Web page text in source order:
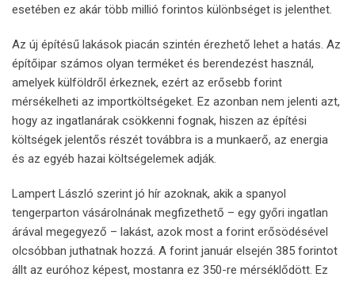
esetében ez akár több millió forintos különbséget is jelenthet.
Az új építésű lakások piacán szintén érezhető lehet a hatás. Az
építőipar számos olyan terméket és berendezést használ,
amelyek külföldről érkeznek, ezért az erősebb forint
mérsékelheti az importköltségeket. Ez azonban nem jelenti azt,
hogy az ingatlanárak csökkenni fognak, hiszen az építési
költségek jelentős részét továbbra is a munkaerő, az energia
és az egyéb hazai költségelemek adják.
Lampert László szerint jó hír azoknak, akik a spanyol
tengerparton vásárolnának megfizethető – egy győri ingatlan
árával megegyező – lakást, azok most a forint erősödésével
olcsóbban juthatnak hozzá. A forint január elsején 385 forintot
állt az euróhoz képest, mostanra ez 350-re mérséklődött. Ez